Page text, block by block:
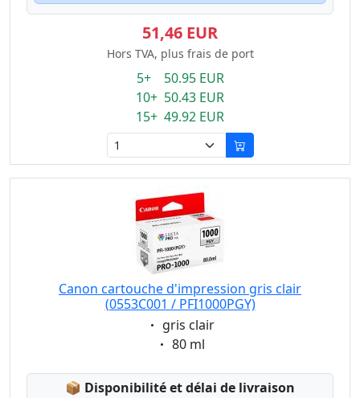
51,46 EUR
Hors TVA, plus frais de port
5+ 50.95 EUR
10+ 50.43 EUR
15+ 49.92 EUR
Canon cartouche d'impression gris clair
(0553C001 / PFI1000PGY)
Eigenschaft:
gris clair
Eigenschaft:
80 ml
📦 Lagerstatus:
Disponibilité et délai de livraison